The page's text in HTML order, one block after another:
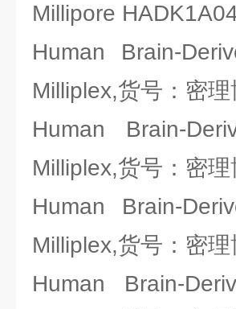
Millipore
Human Brain-
Milliplex,货号：密
Human Brain-
Milliplex,货号：密
Human Brain-
Milliplex,货号：密
Human Brain-